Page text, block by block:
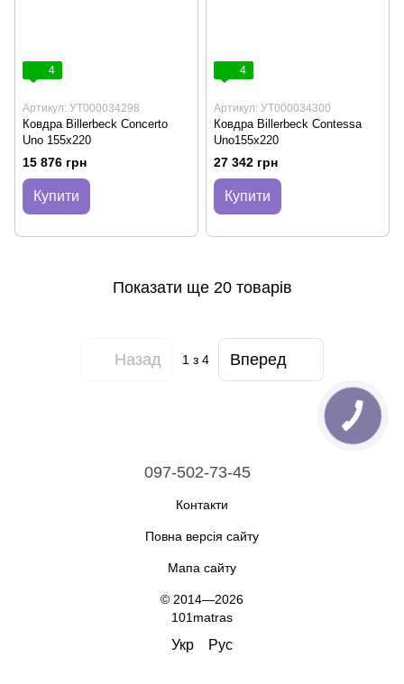
4
Артикул: УТ000034298
Ковдра Billerbeck Concerto
Uno 155х220
15 876 грн
Купити
4
Артикул: УТ000034300
Ковдра Billerbeck Contessa
Uno155х220
27 342 грн
Купити
Показати ще 20 товарів
Назад 1з 4 Вперед
097-502-73-45
Контакти
Повна версія сайту
Мапа сайту
© 2014—2026
101matras
Укр Рус